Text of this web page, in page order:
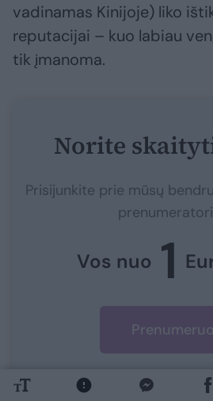
vadinamas Kinijoje) liko
reputacijai – kuo labiau
tik įmanoma.
Norite
Prisijunkite prie mūsų
Vos nuo 1